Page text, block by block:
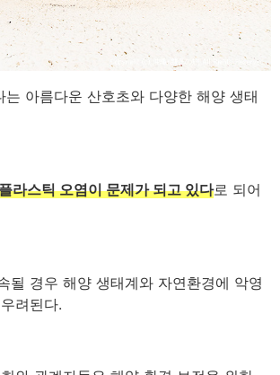
는 아름다운 산호초와 다양한 해양 생태
라스틱 오염이 문제가 되고 있다로 되어
될 경우 해양 생태계와 자연환경에 악영
려된다.